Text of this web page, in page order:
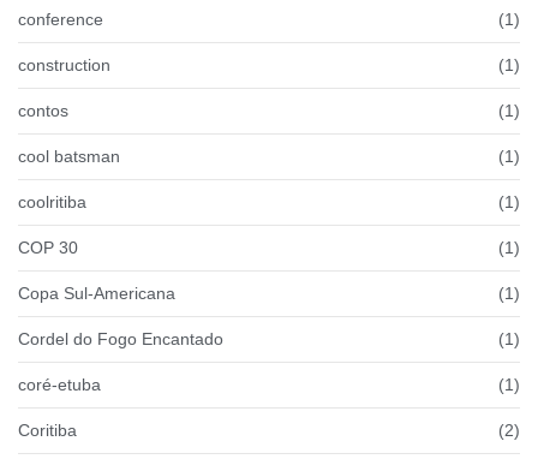
conference (1)
construction (1)
contos (1)
cool batsman (1)
coolritiba (1)
COP 30 (1)
Copa Sul-Americana (1)
Cordel do Fogo Encantado (1)
coré-etuba (1)
Coritiba (2)